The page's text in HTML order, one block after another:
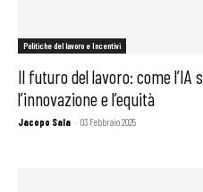
Politiche del lavoro e Incentivi
Il futuro del lavoro: come
l’innovazione e l’equità
Jacopo Sala - 03 Febbraio 2025